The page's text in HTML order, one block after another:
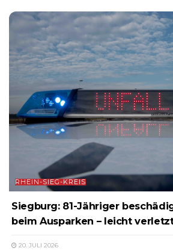
RHEIN-SIEG-KREIS
Siegburg: 81-Jähriger
beim Ausparken – leicht
20. JULI 2026